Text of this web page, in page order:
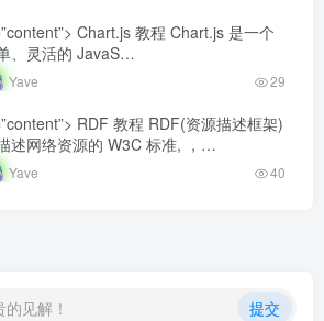
Chart.js 教程 Chart.js 是一个
、灵活的 JavaS…
Yave 29
RDF 教程 RDF(资源描述框架)
述网络资源的 W3C 标准, ，…
Yave 40
见解！ 提交